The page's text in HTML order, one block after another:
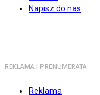
Napisz do nas
REKLAMA I PRENUMERATA
Reklama